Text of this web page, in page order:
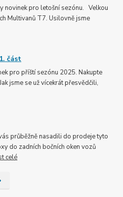
novinek pro letošní sezónu. Velkou
Multivanů T7. Usilovně jsme
část
pro příští sezónu 2025. Nakupte
jsme se už vícekrát přesvědčili,
průběžně nasadili do prodeje tyto
do zadních bočních oken vozů
celé